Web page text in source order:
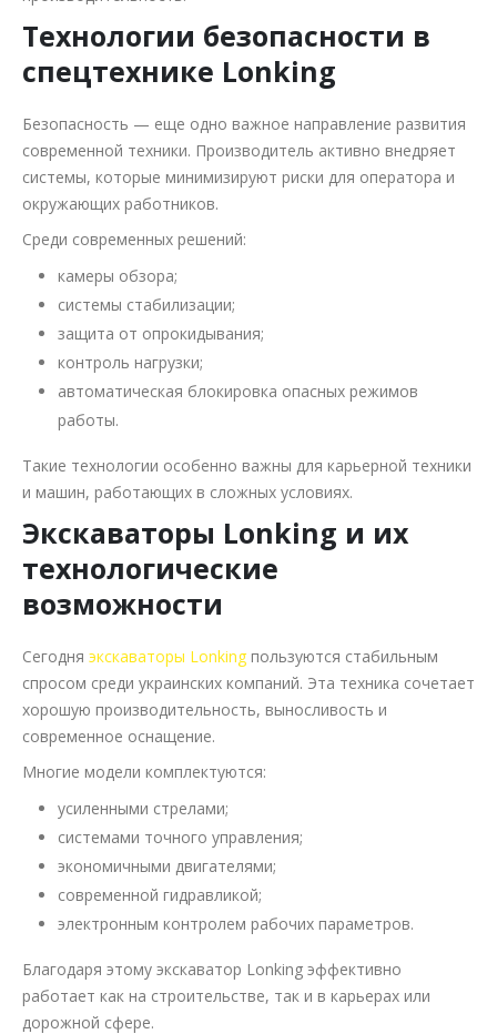
Технологии безопасности в
спецтехнике Lonking
Безопасность — еще одно важное направление развития
современной техники. Производитель активно внедряет
системы, которые минимизируют риски для оператора и
окружающих работников.
Среди современных решений:
камеры обзора;
системы стабилизации;
защита от опрокидывания;
контроль нагрузки;
автоматическая блокировка опасных режимов
работы.
Такие технологии особенно важны для карьерной техники
и машин, работающих в сложных условиях.
Экскаваторы Lonking и их
технологические
возможности
Сегодня экскаваторы Lonking пользуются стабильным
спросом среди украинских компаний. Эта техника сочетает
хорошую производительность, выносливость и
современное оснащение.
Многие модели комплектуются:
усиленными стрелами;
системами точного управления;
экономичными двигателями;
современной гидравликой;
электронным контролем рабочих параметров.
Благодаря этому экскаватор Lonking эффективно
работает как на строительстве, так и в карьерах или
дорожной сфере.